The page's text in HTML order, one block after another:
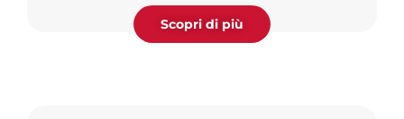
Scopri di più